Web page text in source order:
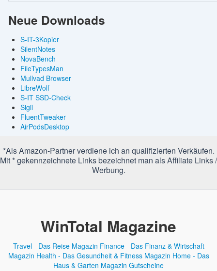
Neue Downloads
S-IT-3Kopier
SilentNotes
NovaBench
FileTypesMan
Mullvad Browser
LibreWolf
S-IT SSD-Check
Sigil
FluentTweaker
AirPodsDesktop
*Als Amazon-Partner verdiene ich an qualifizierten Verkäufen.
Mit * gekennzeichnete Links bezeichnet man als Affiliate Links /
Werbung.
WinTotal Magazine
Travel - Das Reise Magazin Finance - Das Finanz & Wirtschaft
Magazin Health - Das Gesundheit & Fitness Magazin Home - Das
Haus & Garten Magazin Gutscheine